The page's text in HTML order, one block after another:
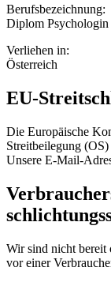
Berufsbezeichnung:
Diplom Psychologin
Verliehen in:
Österreich
EU-
Die Europäische
Streitbeilegung (OS)
Unsere E-Mail-
Wir sind nicht bereit
vor einer